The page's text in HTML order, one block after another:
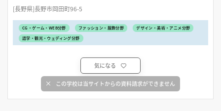
[長野県]長野市岡田町96-5
CG・ゲーム・WEB分野 ファッション・服飾分野
デザイン・美術・アニメ分野
語学・観光・ウェディング分野
気になる
この学校は当サイトからの資料請求ができません